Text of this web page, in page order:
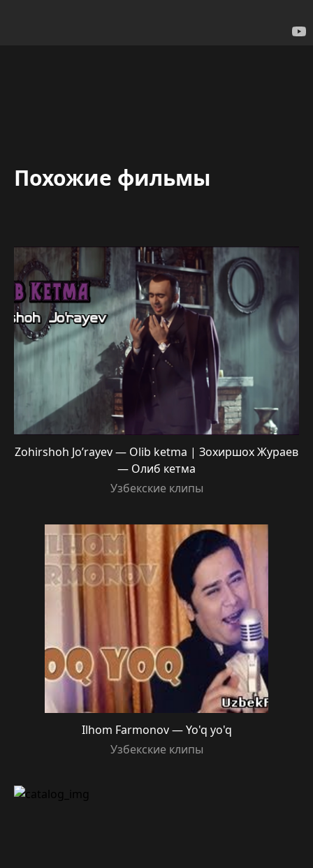
Похожие фильмы
Zohirshoh Jo’rayev — Olib ketma | Зохиршох Жураев
— Олиб кетма
Узбекские клипы
Ilhom Farmonov — Yo'q yo'q
Узбекские клипы